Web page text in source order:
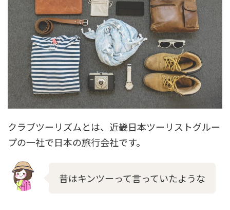
クラブツーリズムとは、近畿日本ツーリストグルー
プの一社で日本の旅行会社です。
昔はキンツーって言っていたような